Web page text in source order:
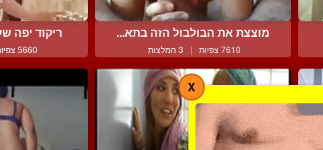
מוצצת את הבולבול הזה בתא...
7610 צפיות | 3 המלצות
ריקוד יפה
5660 צפיות
X